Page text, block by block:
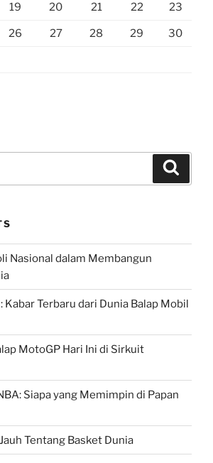
19 20 21 22 23
26 27 28 29 30
Nasional dalam Membangun
Kabar Terbaru dari Dunia Balap Mobil
MotoGP Hari Ini di Sirkuit
Siapa yang Memimpin di Papan
Tentang Basket Dunia